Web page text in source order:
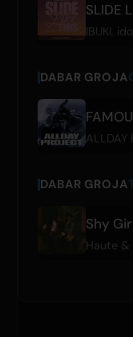
IBUKI
DABAR GROJA
ALLDAY
DABAR GROJA
Shy
Haute &